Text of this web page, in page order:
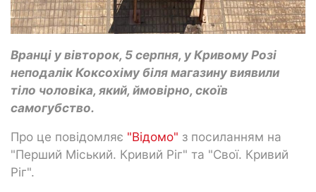
Вранці у вівторок, 5 серпня, у Кривому Розі
неподалік Коксохіму біля магазину виявили
тіло чоловіка, який, ймовірно, скоїв
самогубство.
Про це повідомляє "Відомо" з посиланням на
"Перший Міський. Кривий Ріг" та "Свої. Кривий
Ріг".